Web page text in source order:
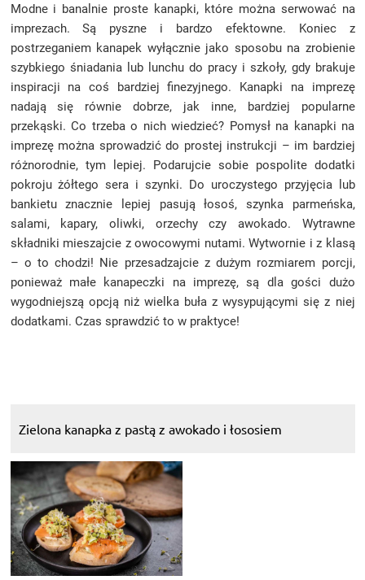
Modne i banalnie proste kanapki, które można serwować na
imprezach. Są pyszne i bardzo efektowne. Koniec z
postrzeganiem kanapek wyłącznie jako sposobu na zrobienie
szybkiego śniadania lub lunchu do pracy i szkoły, gdy brakuje
inspiracji na coś bardziej finezyjnego. Kanapki na imprezę
nadają się równie dobrze, jak inne, bardziej popularne
przekąski. Co trzeba o nich wiedzieć? Pomysł na kanapki na
imprezę można sprowadzić do prostej instrukcji – im bardziej
różnorodnie, tym lepiej. Podarujcie sobie pospolite dodatki
pokroju żółtego sera i szynki. Do uroczystego przyjęcia lub
bankietu znacznie lepiej pasują łosoś, szynka parmeńska,
salami, kapary, oliwki, orzechy czy awokado. Wytrawne
składniki mieszajcie z owocowymi nutami. Wytwornie i z klasą
– o to chodzi! Nie przesadzajcie z dużym rozmiarem porcji,
ponieważ małe kanapeczki na imprezę, są dla gości dużo
wygodniejszą opcją niż wielka buła z wysypującymi się z niej
dodatkami. Czas sprawdzić to w praktyce!
Zielona kanapka z pastą z awokado i łososiem